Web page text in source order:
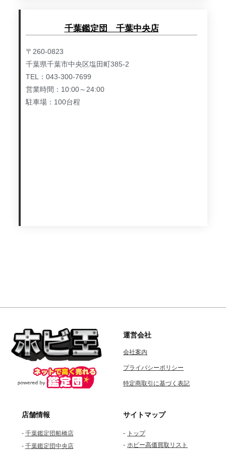
千葉鑑定団 千葉中央店
〒260-0823
千葉県千葉市中央区塩田町385-2
TEL：043-300-7699
営業時間：10:00～24:00
駐車場：100台程
運営会社
会社案内
プライバシーポリシー
特定商取引に基づく表記
店舗情報
- 千葉鑑定団船橋店
- 千葉鑑定団中央店
サイトマップ
- トップ
- ホビー高価買取リスト